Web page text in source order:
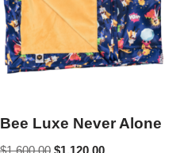
Bee Luxe Never Alone
$1,600.00 $1,120.00